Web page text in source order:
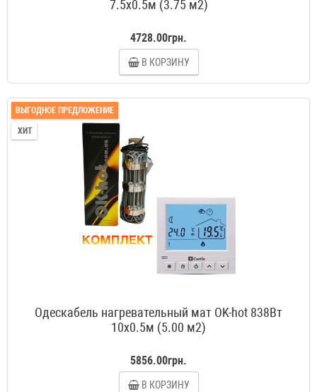
7.5x0.5м (3.75 м2)
4728.00грн.
В КОРЗИНУ
ВЫГОДНОЕ ПРЕДЛОЖЕНИЕ
ХИТ
Одескабель нагревательный мат OK-hot 838Вт
10x0.5м (5.00 м2)
5856.00грн.
В КОРЗИНУ